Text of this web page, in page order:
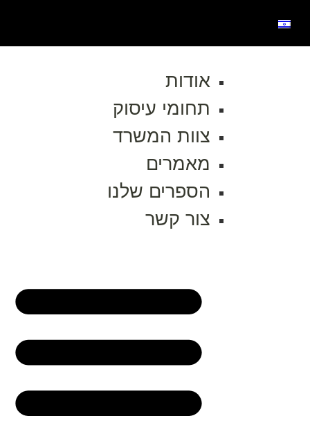
אודות
תחומי עיסוק
צוות המשרד
מאמרים
הספרים שלנו
צור קשר